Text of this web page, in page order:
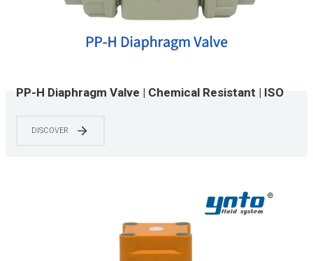
PP-H Diaphragm Valve | Chemical Resistant | ISO
Treatment & Chemical Processing Systems
DISCOVER